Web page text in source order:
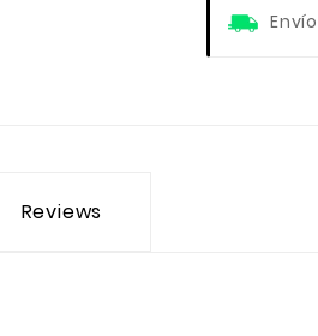
Reviews